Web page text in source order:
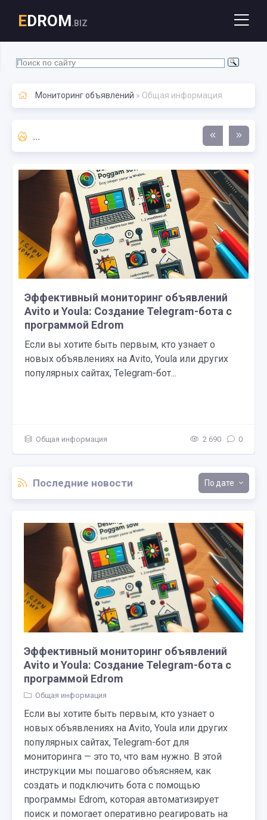
EDROM.BIZ
Мониторинг объявлений » Общая информация
Мониторинг объявлений avito.ru, auto.ru,
Эффективный мониторинг объявлений
Avito и Youla: Создание Telegram-бота с
программой Edrom
Если вы хотите быть первым, кто узнает о
новых объявлениях на Avito, Youla или других
популярных сайтах, Telegram-бот...
Общая информация 2 690 0
Последние новости дате
Эффективный мониторинг объявлений
Avito и Youla: Создание Telegram-бота с
программой Edrom
Общая информация
Если вы хотите быть первым, кто узнает о
новых объявлениях на Avito, Youla или других
популярных сайтах, Telegram-бот для
мониторинга — это то, что вам нужно. В этой
инструкции мы пошагово объясняем, как
создать и подключить бота с помощью
программы Edrom, которая автоматизирует
поиск и помогает оперативно реагировать на